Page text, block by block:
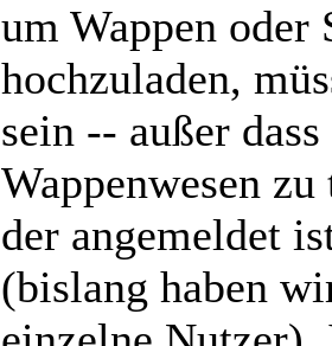
um Wappen
hochzuladen,
sein -- außer
Wappenwesen
der angemeldet
(bislang haben